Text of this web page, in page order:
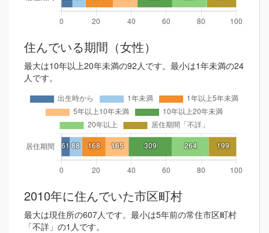
住んでいる期間（女性）
最大は10年以上20年未満の92人です。最小は1年未満の24
人です。
2010年に住んでいた市区町村
最大は現住所の607人です。最小は5年前の常住市区町村
「不詳」の1人です。